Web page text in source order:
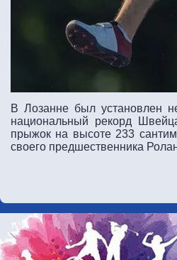
В Лозанне был установлен
национальный рекорд
прыжок на высоте 233
своего предшественника